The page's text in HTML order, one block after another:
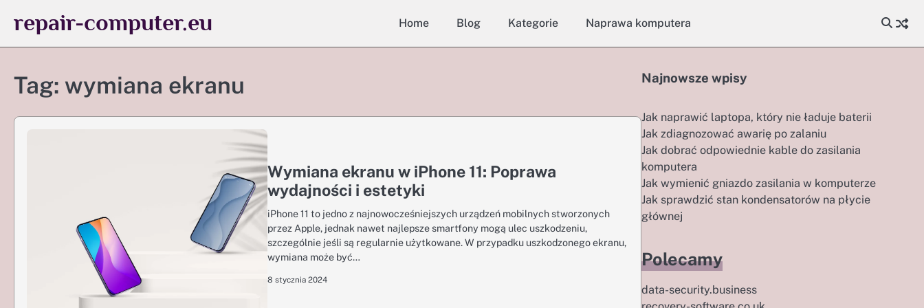
repair-computer.eu Home Blog Kategorie Naprawa komputera
Tag: wymiana ekranu
Wymiana ekranu w iPhone 11: Poprawa
wydajności i estetyki
iPhone 11 to jedno z najnowocześniejszych urządzeń mobilnych stworzonych
przez Apple, jednak nawet najlepsze smartfony mogą ulec uszkodzeniu,
szczególnie jeśli są regularnie użytkowane. W przypadku uszkodzonego ekranu,
wymiana może być…
8 stycznia 2024
Najnowsze wpisy
Jak naprawić laptopa, który nie ładuje baterii
Jak zdiagnozować awarię po zalaniu
Jak dobrać odpowiednie kable do zasilania
komputera
Jak wymienić gniazdo zasilania w komputerze
Jak sprawdzić stan kondensatorów na płycie
głównej
Polecamy
data-security.business